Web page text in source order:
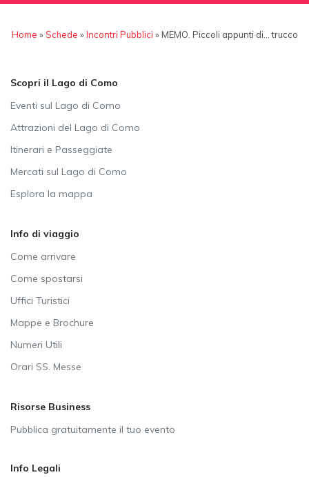
Home »Schede »Incontri Pubblici » MEMO. Piccoli appunti di… trucco
Scopri il Lago di Como
Eventi sul Lago di Como
Attrazioni del Lago di Como
Itinerari e Passeggiate
Mercati sul Lago di Como
Esplora la mappa
Info di viaggio
Come arrivare
Come spostarsi
Uffici Turistici
Mappe e Brochure
Numeri Utili
Orari SS. Messe
Risorse Business
Pubblica gratuitamente il tuo evento
Info Legali